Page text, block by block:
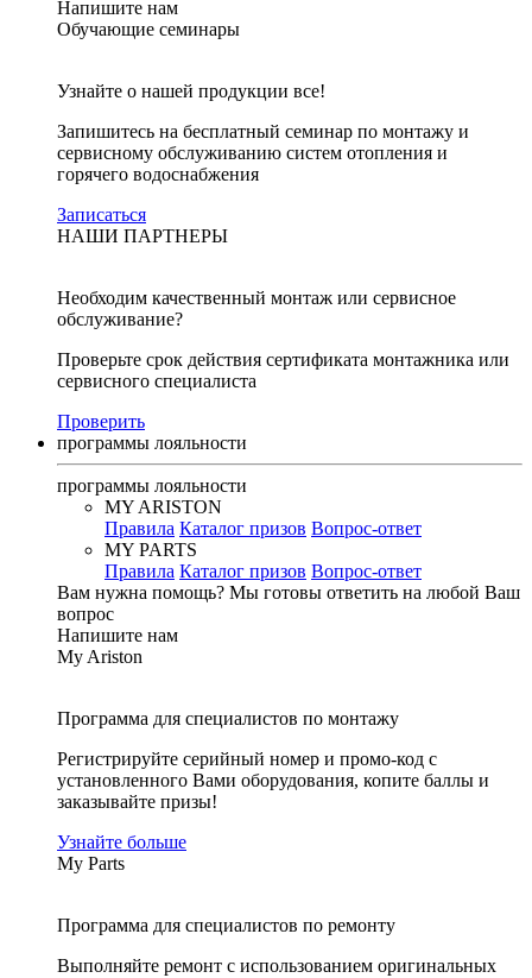
Напишите нам
Обучающие семинары
Узнайте о нашей продукции все!
Запишитесь на бесплатный семинар по монтажу и
сервисному обслуживанию систем отопления и
горячего водоснабжения
Записаться
НАШИ ПАРТНЕРЫ
Необходим качественный монтаж или сервисное
обслуживание?
Проверьте срок действия сертификата монтажника или
сервисного специалиста
Проверить
программы лояльности
программы лояльности
MY ARISTON
Правила Каталог призов Вопрос-ответ
MY PARTS
Правила Каталог призов Вопрос-ответ
Вам нужна помощь? Мы готовы ответить на любой Ваш
вопрос
Напишите нам
My Ariston
Программа для специалистов по монтажу
Регистрируйте серийный номер и промо-код с
установленного Вами оборудования, копите баллы и
заказывайте призы!
Узнайте больше
My Parts
Программа для специалистов по ремонту
Выполняйте ремонт с использованием оригинальных